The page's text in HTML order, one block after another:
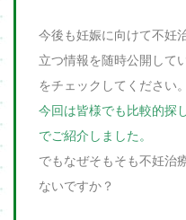
今後も妊娠に向けて不妊
立つ情報を随時公開して
をチェックしてください。
今回は皆様でも比較的探
でご紹介しました。
でもなぜそもそも不妊治
ないですか？